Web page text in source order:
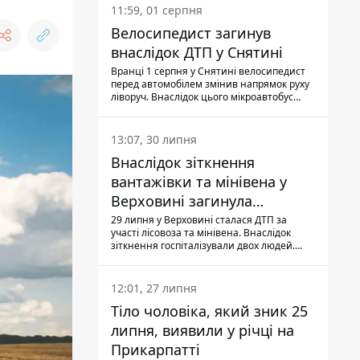
11:59, 01 серпня
Велосипедист загинув
внаслідок ДТП у Снятині
Вранці 1 серпня у Снятині велосипедист
перед автомобілем змінив напрямок руху
ліворуч. Внаслідок цього мікроавтобус
13:07, 30 липня
Внаслідок зіткнення
вантажівки та мінівена у
Верховині загинула
пасажирка, водійка - у
лікарні
29 липня у Верховині сталася ДТП за
участі лісовоза та мінівена. Внаслідок
зіткнення госпіталізували двох людей.
Також травми отримала водійка
автомобіля.
12:01, 27 липня
Тіло чоловіка, який зник 25
липня, виявили у річці на
Прикарпатті